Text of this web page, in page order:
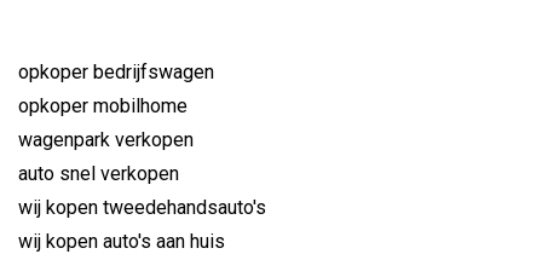
opkoper bedrijfswagen
opkoper mobilhome
wagenpark verkopen
auto snel verkopen
wij kopen tweedehandsauto's
wij kopen auto's aan huis